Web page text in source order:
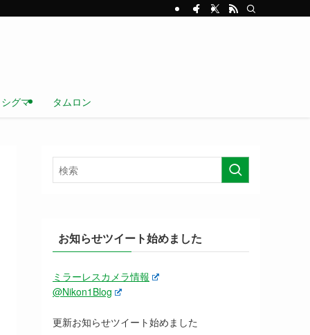
シグマ タムロン
お知らせツイート始めました
ミラーレスカメラ情報
@Nikon1Blog
更新お知らせツイート始めました